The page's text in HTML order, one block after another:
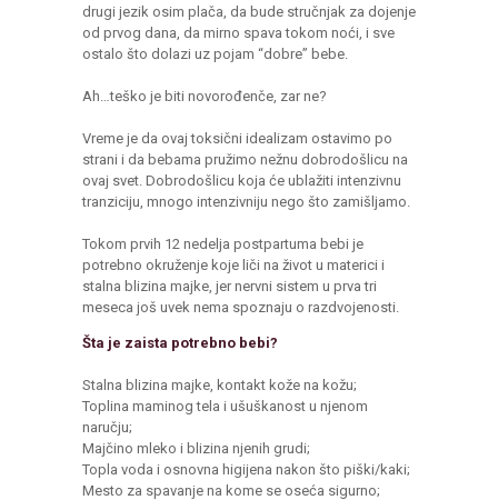
drugi jezik osim plača, da bude stručnjak za dojenje
od prvog dana, da mirno spava tokom noći, i sve
ostalo što dolazi uz pojam “dobre” bebe.
Ah…teško je biti novorođenče, zar ne?
Vreme je da ovaj toksični idealizam ostavimo po
strani i da bebama pružimo nežnu dobrodošlicu na
ovaj svet. Dobrodošlicu koja će ublažiti intenzivnu
tranziciju, mnogo intenzivniju nego što zamišljamo.
Tokom prvih 12 nedelja postpartuma bebi je
potrebno okruženje koje liči na život u materici i
stalna blizina majke, jer nervni sistem u prva tri
meseca još uvek nema spoznaju o razdvojenosti.
Šta je zaista potrebno bebi?
Stalna blizina majke, kontakt kože na kožu;
Toplina maminog tela i ušuškanost u njenom
naručju;
Majčino mleko i blizina njenih grudi;
Topla voda i osnovna higijena nakon što piški/kaki;
Mesto za spavanje na kome se oseća sigurno;